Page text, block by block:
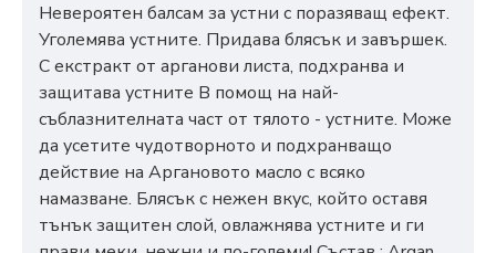
Невероятен балсам за устни с поразяващ ефект.
Уголемява устните. Придава блясък и завършек.
С екстракт от арганови листа, подхранва и
защитава устните В помощ на най-
съблазнителната част от тялото - устните. Може
да усетите чудотворното и подхранващо
действие на Аргановото масло с всяко
намазване. Блясък с нежен вкус, който оставя
тънък защитен слой, овлажнява устните и ги